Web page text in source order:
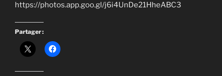
https://photos.app.goo.gl/j6i4UnDe21HheABC3
Partager :